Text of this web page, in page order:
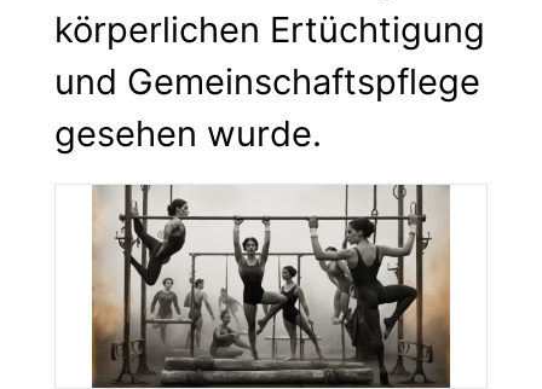
körperlichen Ertüchtigung
und Gemeinschaftspflege
gesehen wurde.